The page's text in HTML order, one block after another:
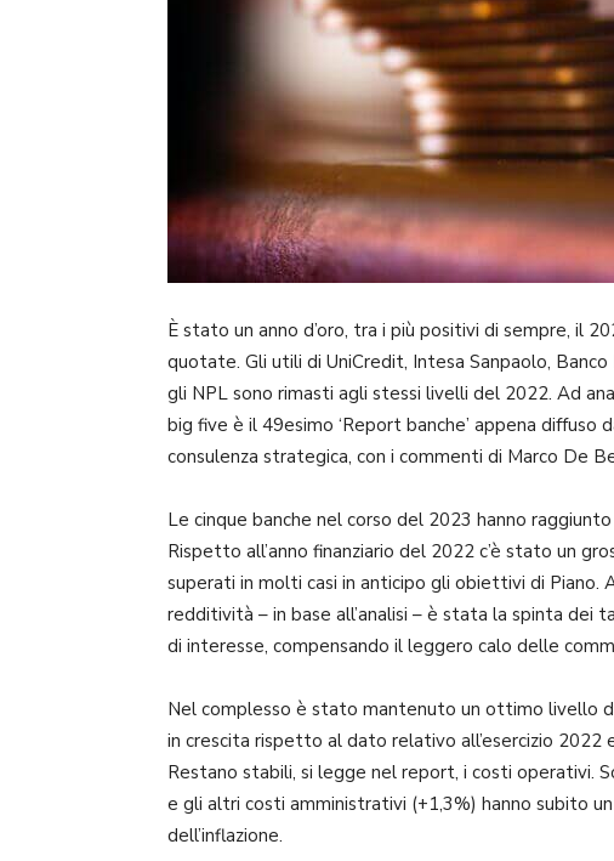
È stato un anno d’oro, tra i più positivi di sempre, il
quotate. Gli utili di UniCredit, Intesa Sanpaolo,
gli NPL sono rimasti agli stessi livelli del 2022. Ad
big five è il 49esimo ‘Report banche’ appena diffuso
consulenza strategica, con i commenti di Marco De
Le cinque banche nel corso del 2023 hanno
Rispetto all’anno finanziario del 2022 c’è stato un
superati in molti casi in anticipo gli obiettivi di Piano.
redditività – in base all’analisi – è stata la spinta dei
di interesse, compensando il leggero calo delle
Nel complesso è stato mantenuto un ottimo livello
in crescita rispetto al dato relativo all’esercizio
Restano stabili, si legge nel report, i costi operativi.
e gli altri costi amministrativi (+1,3%) hanno subito
dell’inflazione.